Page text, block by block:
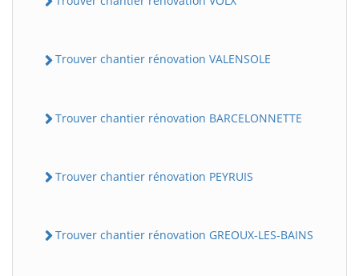
Trouver chantier rénovation VALENSOLE
Trouver chantier rénovation BARCELONNETTE
Trouver chantier rénovation PEYRUIS
Trouver chantier rénovation GREOUX-LES-BAINS